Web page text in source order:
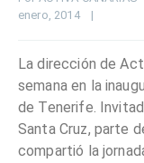
enero, 2014 |
La dirección de
semana en la
de Tenerife.
Santa Cruz, parte
compartió la